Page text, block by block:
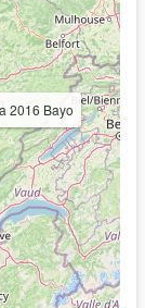
2016 Bayo